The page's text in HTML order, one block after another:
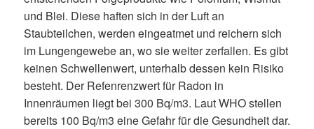
und Blei. Diese haften sich in der Luft an
Staubteilchen, werden eingeatmet und reichern sich
im Lungengewebe an, wo sie weiter zerfallen. Es gibt
keinen Schwellenwert, unterhalb dessen kein Risiko
besteht. Der Refenrenzwert für Radon in
Innenräumen liegt bei 300 Bq/m3. Laut WHO stellen
bereits 100 Bq/m3 eine Gefahr für die Gesundheit dar.